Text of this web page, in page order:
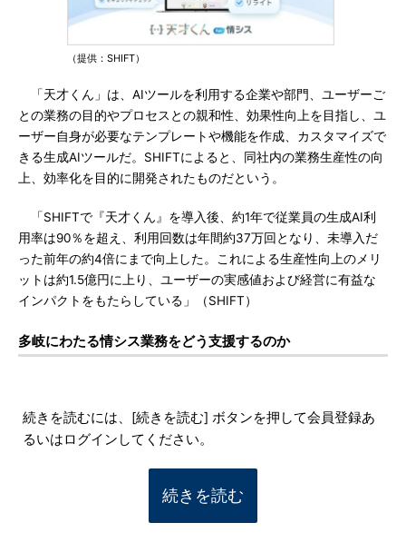
（提供：SHIFT）
「天才くん」は、AIツールを利用する企業や部門、ユーザーご
との業務の目的やプロセスとの親和性、効果性向上を目指し、ユ
ーザー自身が必要なテンプレートや機能を作成、カスタマイズで
きる生成AIツールだ。SHIFTによると、同社内の業務生産性の向
上、効率化を目的に開発されたものだという。
「SHIFTで『天才くん』を導入後、約1年で従業員の生成AI利
用率は90％を超え、利用回数は年間約37万回となり、未導入だ
った前年の約4倍にまで向上した。これによる生産性向上のメリ
ットは約1.5億円に上り、ユーザーの実感値および経営に有益な
インパクトをもたらしている」（SHIFT）
多岐にわたる情シス業務をどう支援するのか
続きを読むには、[続きを読む] ボタンを押して会員登録あ
るいはログインしてください。
続きを読む